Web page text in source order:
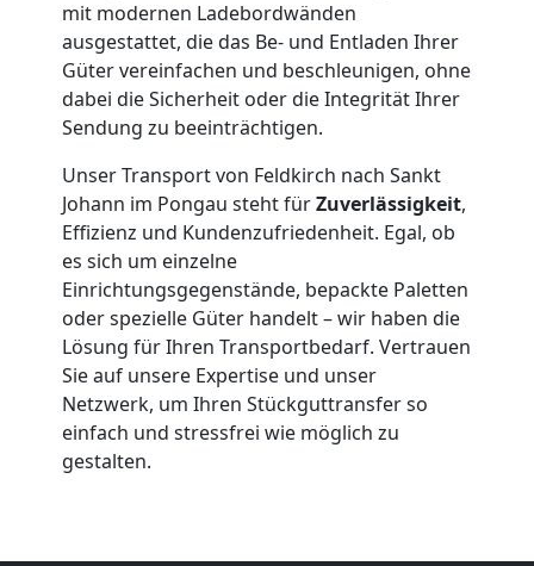
mit modernen Ladebordwänden
ausgestattet, die das Be- und Entladen Ihrer
Güter vereinfachen und beschleunigen, ohne
dabei die Sicherheit oder die Integrität Ihrer
Sendung zu beeinträchtigen.
Unser Transport von Feldkirch nach Sankt
Johann im Pongau steht fürZuverlässigkeit,
Effizienz und Kundenzufriedenheit. Egal, ob
es sich um einzelne
Einrichtungsgegenstände, bepackte Paletten
oder spezielle Güter handelt – wir haben die
Lösung für Ihren Transportbedarf. Vertrauen
Sie auf unsere Expertise und unser
Netzwerk, um Ihren Stückguttransfer so
einfach und stressfrei wie möglich zu
gestalten.
Feldkirch
Vereinsumzug
Feldkirch
Anfrage
Möbeltransport
National
Möbeltransport